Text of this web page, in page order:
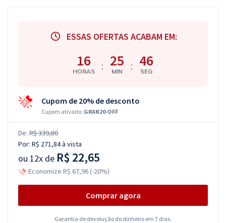
ESSAS OFERTAS ACABAM EM:
16
HORAS : 25
MIN : 45
SEG
Cupom de 20% de desconto
Cupom ativado: GRAN20-OFF
De: R$ 339,80
Por: R$ 271,84à vista
ou 12x de R$ 22,65
Economize R$ 67,96 (-20%)
Comprar agora
Garantia de devolução do dinheiro em 7 dias.